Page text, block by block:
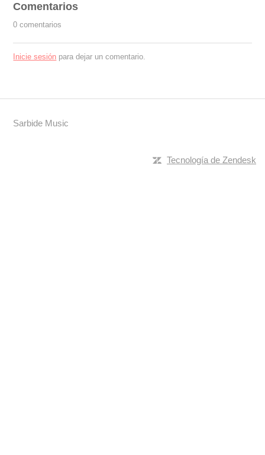
Comentarios
0 comentarios
Inicie sesión para dejar un comentario.
Sarbide Music
Tecnología de Zendesk